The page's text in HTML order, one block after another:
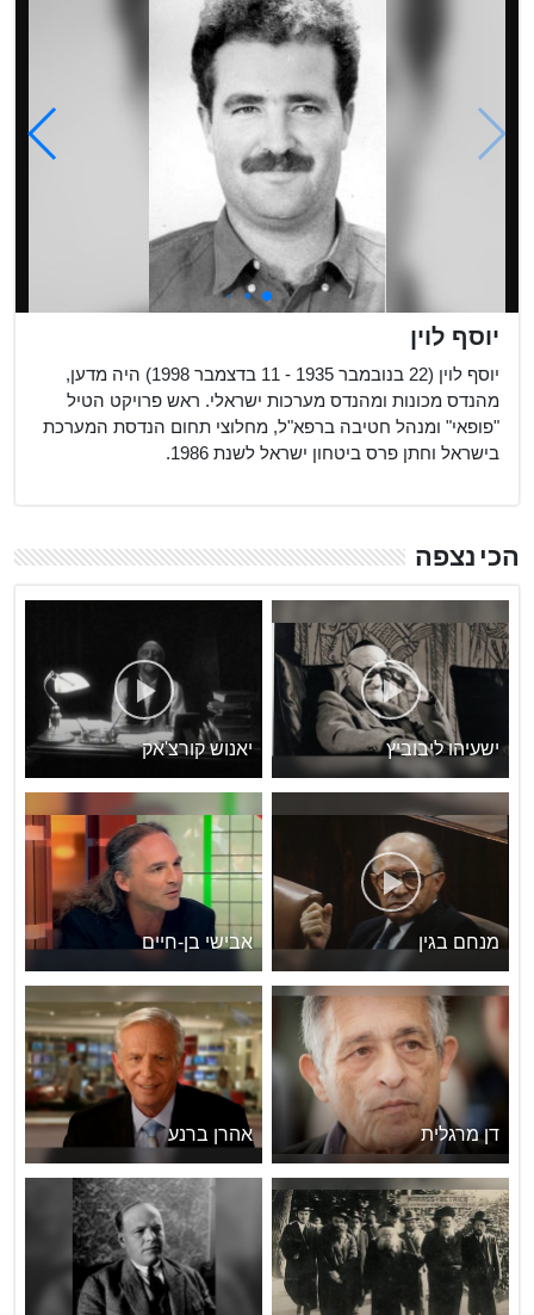
יוסף לוין
יוסף לוין (22 בנובמבר 1935 - 11 בדצמבר 1998) היה מדען,
מהנדס מכונות ומהנדס מערכות ישראלי. ראש פרויקט הטיל
"פופאי" ומנהל חטיבה ברפא"ל, מחלוצי תחום הנדסת המערכת
בישראל וחתן פרס ביטחון ישראל לשנת 1986.
הכי נצפה
ישעיהו ליבוביץ יאנוש קורצ'אק
מנחם בגין אבישי בן-חיים
דן מרגלית אהרן ברנע